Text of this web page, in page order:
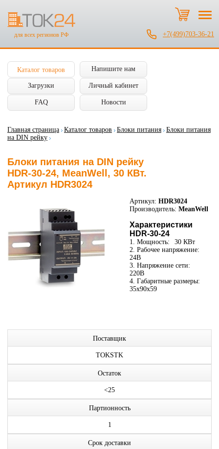
для всех регионов РФ +7(499)703-36-21
Каталог товаров Напишите нам
Загрузки Личный кабинет
FAQ Новости
Главная страница Каталог товаров Блоки питания
Блоки питания
на DIN рейку
Блоки питания на DIN рейку
HDR-30-24, MeanWell, 30 КВт.
Артикул HDR3024
Артикул: HDR3024
Производитель: MeanWell
Характеристики
HDR-30-24
1. Мощность:
30 КВт
2. Рабочее напряжение:
24В
3. Напряжение сети:
220В
4. Габаритные размеры:
35x90x59
Поставщик
TOKSTK
Остаток
<25
Партионность
1
Срок доставки